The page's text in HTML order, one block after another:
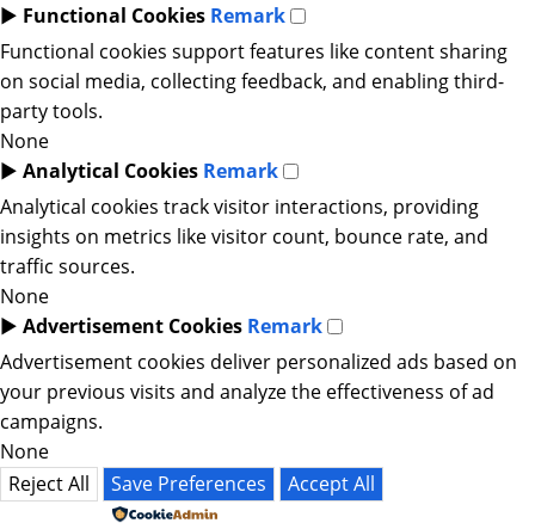
► Functional Cookies Remark
Functional cookies support features like content sharing
on social media, collecting feedback, and enabling third-
party tools.
None
► Analytical Cookies Remark
Analytical cookies track visitor interactions, providing
insights on metrics like visitor count, bounce rate, and
traffic sources.
None
► Advertisement Cookies Remark
Advertisement cookies deliver personalized ads based on
your previous visits and analyze the effectiveness of ad
campaigns.
None
Reject All
Save Preferences
Accept All